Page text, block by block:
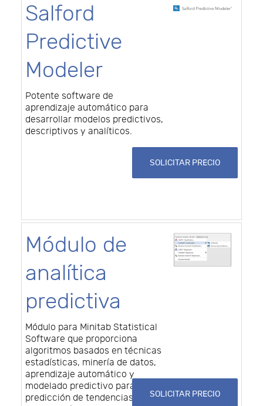
Salford
Predictive
Modeler
Potente software de
aprendizaje automático para
desarrollar modelos predictivos,
descriptivos y analíticos.
SOLICITAR PRECIO
Módulo de
analítica
predictiva
Módulo para Minitab Statistical
Software que proporciona
algoritmos basados en técnicas
estadísticas, minería de datos,
aprendizaje automático y
modelado predictivo para la
predicción de tendencias,
SOLICITAR PRECIO